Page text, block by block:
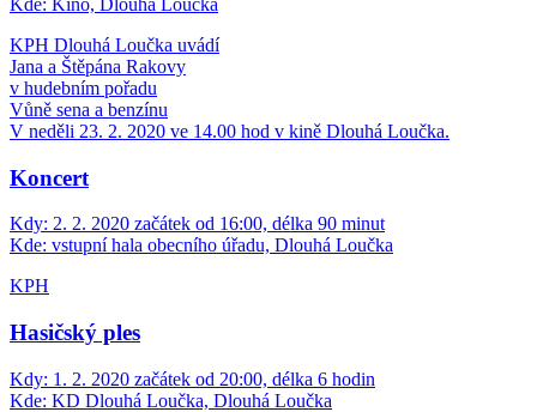
Kde: Kino, Dlouhá Loučka
KPH Dlouhá Loučka uvádí
Jana a Štěpána Rakovy
v hudebním pořadu
Vůně sena a benzínu
V neděli 23. 2. 2020 ve 14.00 hod v kině Dlouhá Loučka.
Koncert
Kdy: 2. 2. 2020 začátek od 16:00, délka 90 minut
Kde: vstupní hala obecního úřadu, Dlouhá Loučka
KPH
Hasičský ples
Kdy: 1. 2. 2020 začátek od 20:00, délka 6 hodin
Kde: KD Dlouhá Loučka, Dlouhá Loučka